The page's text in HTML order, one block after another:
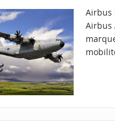
Airbus
Airbus